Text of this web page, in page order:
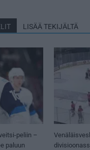
LISÄÄ TEKIJÄLTÄ
peliin –
paluun